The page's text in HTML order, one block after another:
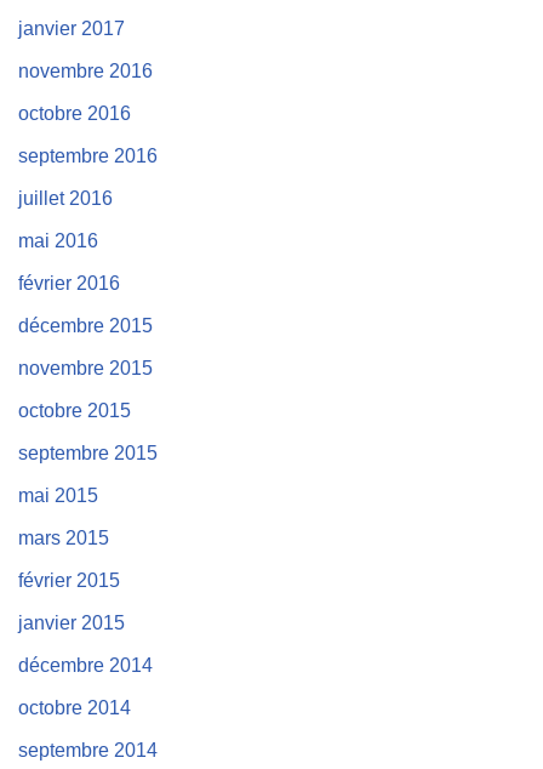
janvier 2017
novembre 2016
octobre 2016
septembre 2016
juillet 2016
mai 2016
février 2016
décembre 2015
novembre 2015
octobre 2015
septembre 2015
mai 2015
mars 2015
février 2015
janvier 2015
décembre 2014
octobre 2014
septembre 2014